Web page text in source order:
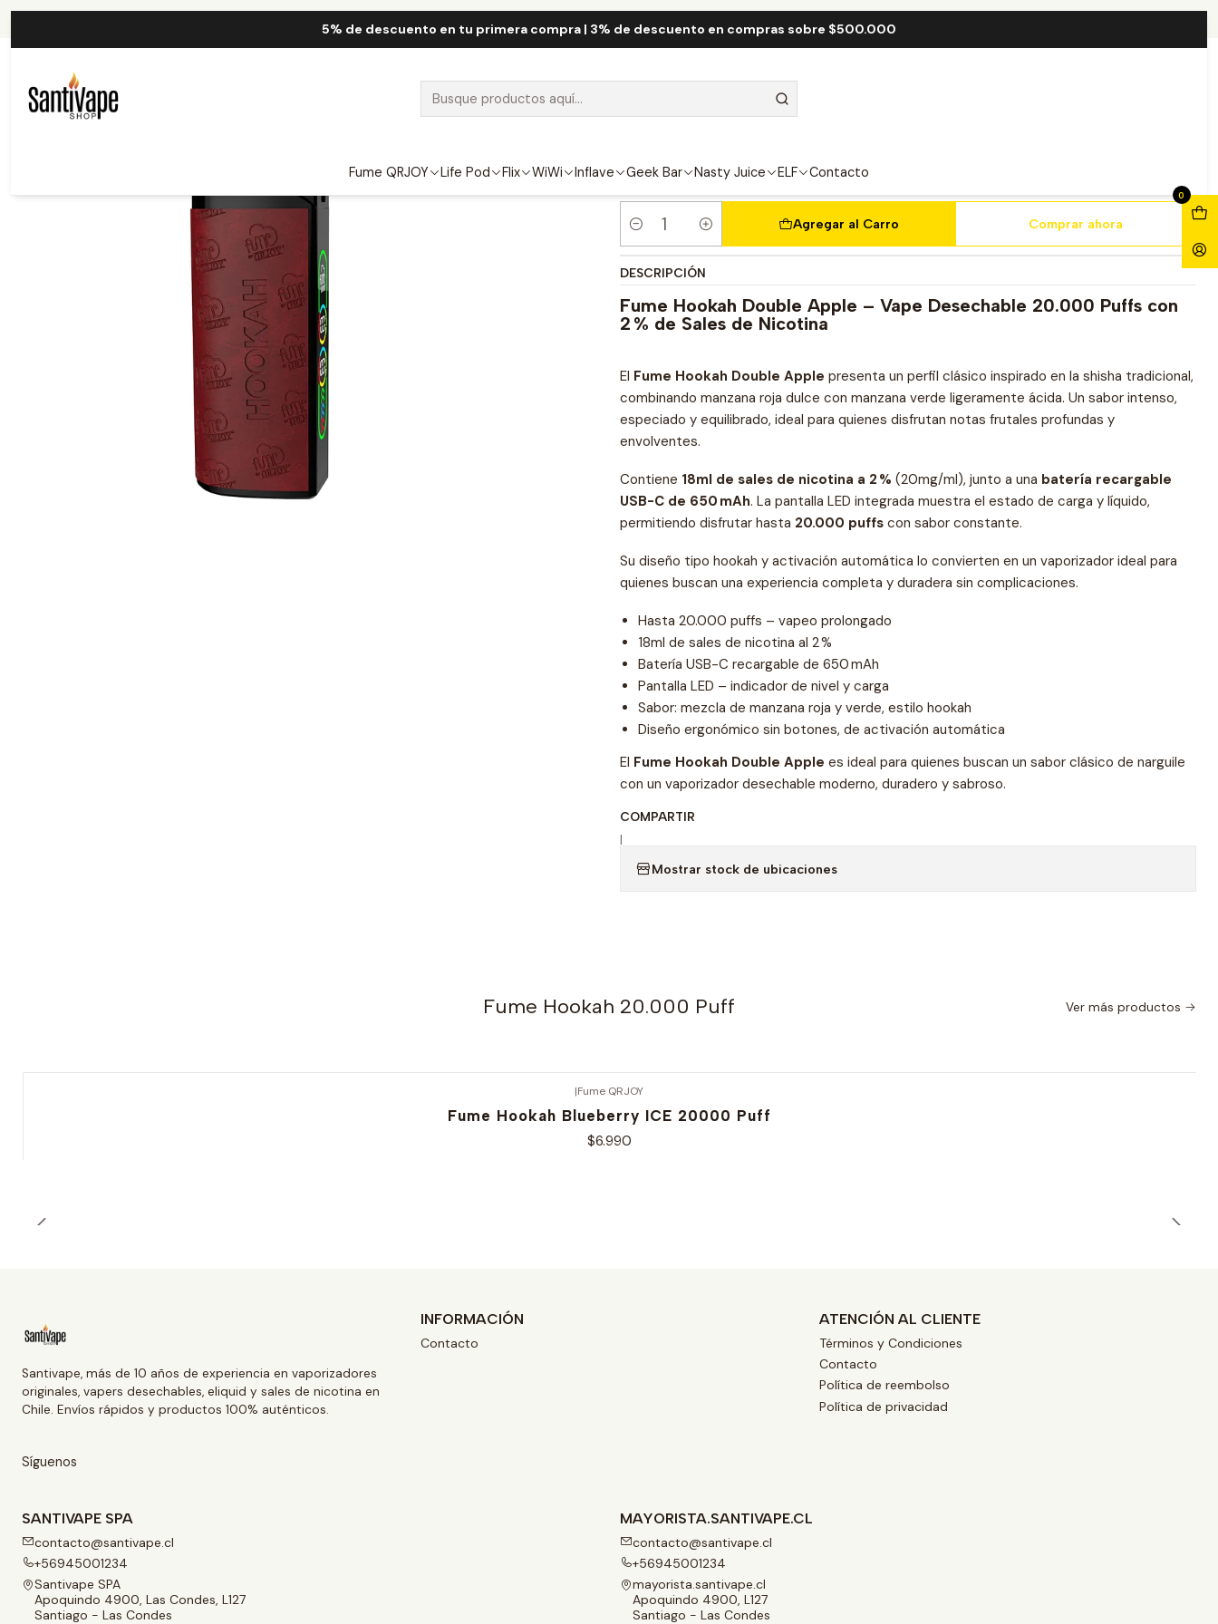
5% de descuento en tu primera compra | 3% de descuento en compras sobre $500.000
Fume QRJOY Life Pod Flix WiWi Inflave Geek Bar Nasty Juice ELF Contacto
0
Fume Hookah Double Apple 20000 Puff
Cantidad
Agregar al Carro Comprar ahora
DESCRIPCIÓN
Fume Hookah Double Apple – Vape Desechable 20.000 Puffs con
2 % de Sales de Nicotina
El Fume Hookah Double Apple presenta un perfil clásico inspirado en la shisha tradicional,
combinando manzana roja dulce con manzana verde ligeramente ácida. Un sabor intenso,
especiado y equilibrado, ideal para quienes disfrutan notas frutales profundas y
envolventes.
Contiene 18ml de sales de nicotina a 2 % (20mg/ml), junto a una batería recargable
USB-C de 650 mAh. La pantalla LED integrada muestra el estado de carga y líquido,
permitiendo disfrutar hasta 20.000 puffs con sabor constante.
Su diseño tipo hookah y activación automática lo convierten en un vaporizador ideal para
quienes buscan una experiencia completa y duradera sin complicaciones.
Hasta 20.000 puffs – vapeo prolongado
18ml de sales de nicotina al 2 %
Batería USB-C recargable de 650 mAh
Pantalla LED – indicador de nivel y carga
Sabor: mezcla de manzana roja y verde, estilo hookah
Diseño ergonómico sin botones, de activación automática
El Fume Hookah Double Apple es ideal para quienes buscan un sabor clásico de narguile
con un vaporizador desechable moderno, duradero y sabroso.
COMPARTIR
|
Mostrar stock de ubicaciones
Fume Hookah 20.000 Puff Ver más productos
|Fume QRJOY
Fume Hookah Blueberry ICE 20000 Puff
$6.990
Santivape, más de 10 años de experiencia en vaporizadores
originales, vapers desechables, eliquid y sales de nicotina en
Chile. Envíos rápidos y productos 100% auténticos.
Síguenos
INFORMACIÓN
Contacto
ATENCIÓN AL CLIENTE
Términos y Condiciones
Contacto
Política de reembolso
Política de privacidad
SANTIVAPE SPA
contacto@santivape.cl
+56945001234
Santivape SPA
Apoquindo 4900, Las Condes, L127
Santiago - Las Condes
MAYORISTA.SANTIVAPE.CL
contacto@santivape.cl
+56945001234
mayorista.santivape.cl
Apoquindo 4900, L127
Santiago - Las Condes